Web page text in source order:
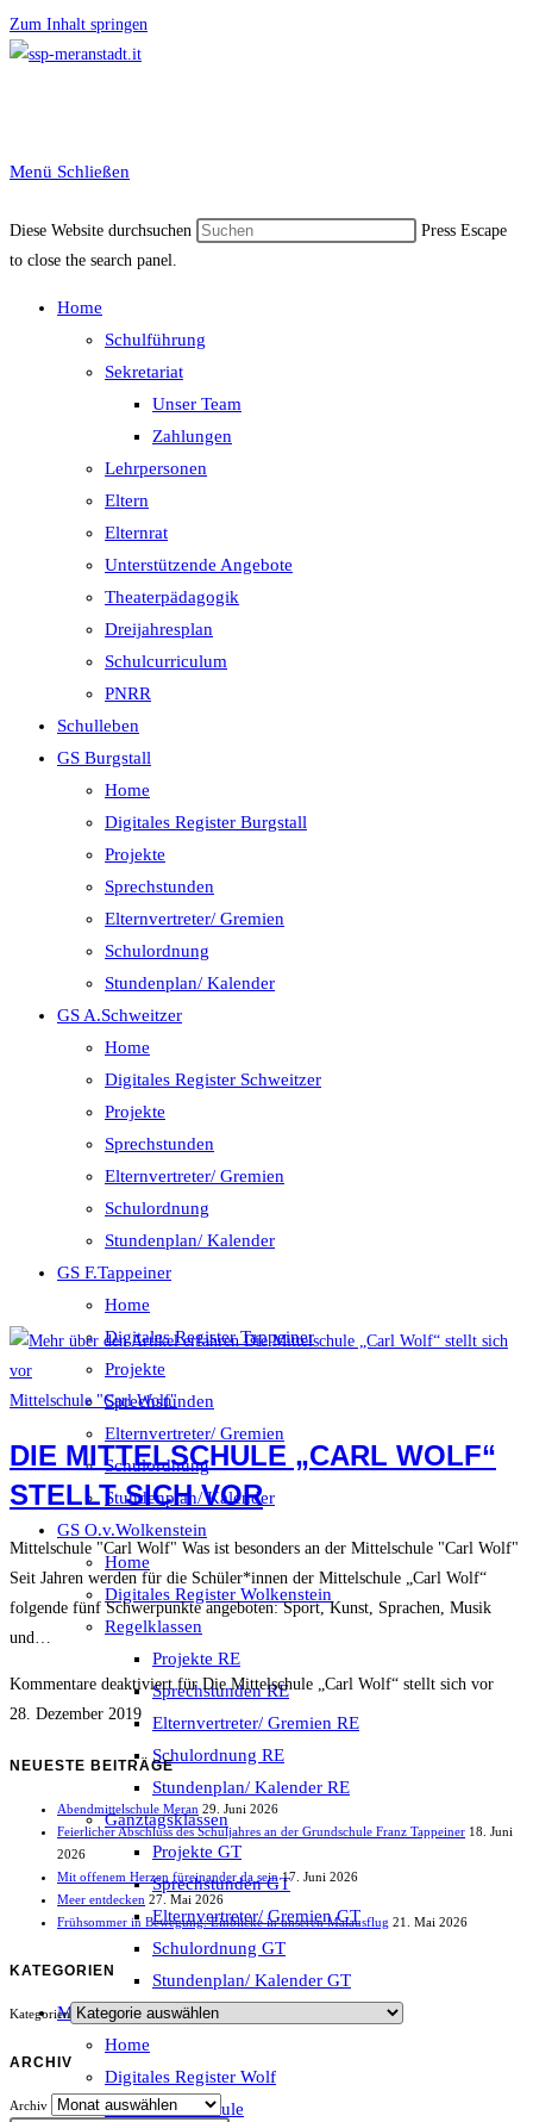
Zum Inhalt springen
Menü Schließen
Diese Website durchsuchen
Press Escape
to close the search panel.
Home
Schulführung
Sekretariat
Unser Team
Zahlungen
Lehrpersonen
Eltern
Elternrat
Unterstützende Angebote
Theaterpädagogik
Dreijahresplan
Schulcurriculum
PNRR
Schulleben
GS Burgstall
Home
Digitales Register Burgstall
Projekte
Sprechstunden
Elternvertreter/ Gremien
Schulordnung
Stundenplan/ Kalender
GS A.Schweitzer
Home
Digitales Register Schweitzer
Projekte
Sprechstunden
Elternvertreter/ Gremien
Schulordnung
Stundenplan/ Kalender
GS F.Tappeiner
Home
Digitales Register Tappeiner
Projekte
Sprechstunden
Elternvertreter/ Gremien
Schulordnung
Stundenplan/ Kalender
GS O.v.Wolkenstein
Home
Digitales Register Wolkenstein
Regelklassen
Projekte RE
Sprechstunden RE
Elternvertreter/ Gremien RE
Schulordnung RE
Stundenplan/ Kalender RE
Ganztagsklassen
Projekte GT
Sprechstunden GT
Elternvertreter/ Gremien GT
Schulordnung GT
Stundenplan/ Kalender GT
MS C.Wolf
Home
Digitales Register Wolf
Abendmittelschule
Mittelschule "Carl Wolf"
DIE MITTELSCHULE „CARL WOLF“
STELLT SICH VOR
Mittelschule "Carl Wolf" Was ist besonders an der Mittelschule "Carl Wolf"
Seit Jahren werden für die Schüler*innen der Mittelschule „Carl Wolf“
folgende fünf Schwerpunkte angeboten: Sport, Kunst, Sprachen, Musik
und…
Kommentare deaktiviertfür Die Mittelschule „Carl Wolf“ stellt sich vor
28. Dezember 2019
NEUESTE BEITRÄGE
Abendmittelschule Meran 29. Juni 2026
Feierlicher Abschluss des Schuljahres an der Grundschule Franz Tappeiner 18. Juni
2026
Mit offenem Herzen füreinander da sein 17. Juni 2026
Meer entdecken 27. Mai 2026
Frühsommer in Bewegung: Einblicke in unseren Maiausflug 21. Mai 2026
KATEGORIEN
Kategorien
ARCHIV
Archiv